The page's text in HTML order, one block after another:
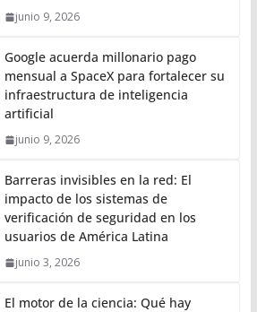
junio 9, 2026
Google acuerda millonario pago
mensual a SpaceX para fortalecer su
infraestructura de inteligencia
artificial
junio 9, 2026
Barreras invisibles en la red: El
impacto de los sistemas de
verificación de seguridad en los
usuarios de América Latina
junio 3, 2026
El motor de la ciencia: Qué hay